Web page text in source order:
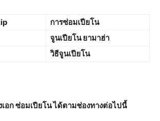
การซ่อมเปียโน
จูนเปียโน ยามาฮ่า
วิธีจูนเปียโน
อก ซ่อมเปียโน ได้ตามช่องทางต่อไปนี้